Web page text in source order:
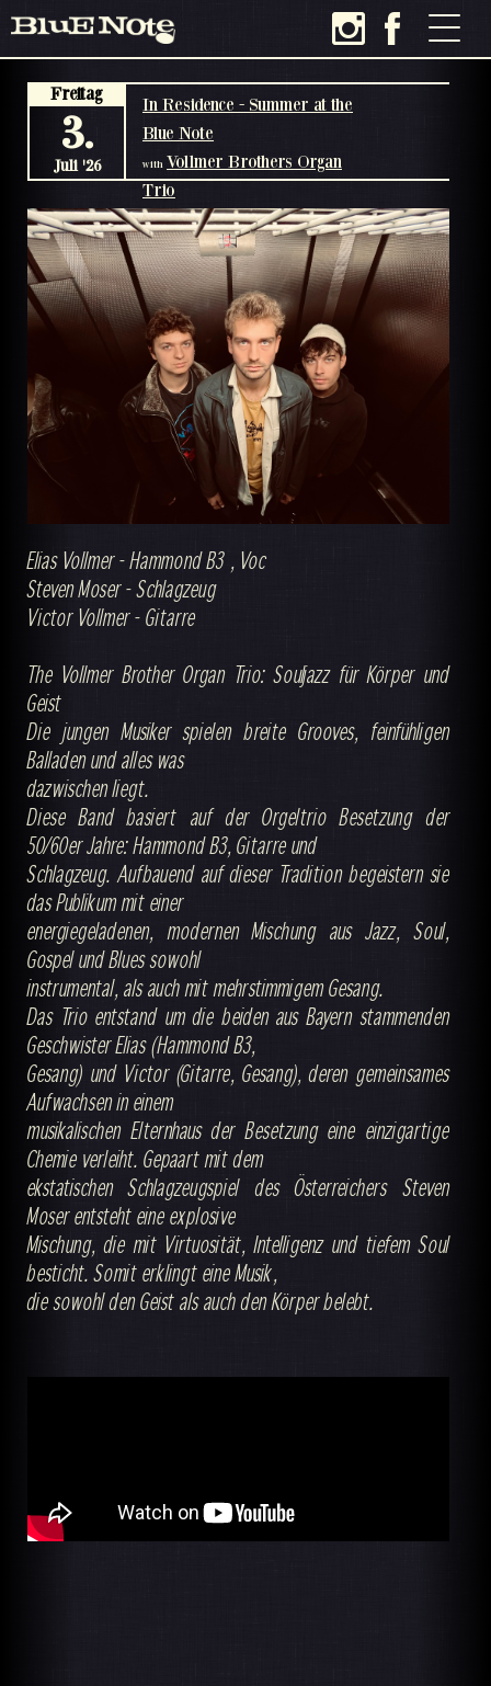
In Residence - Summer at the
Blue Note
with Vollmer Brothers Organ
Trio
Elias Vollmer - Hammond B3 , Voc
Steven Moser - Schlagzeug
Victor Vollmer - Gitarre
The Vollmer Brother Organ Trio: Souljazz für Körper und
Geist
Die jungen Musiker spielen breite Grooves, feinfühligen
Balladen und alles was
dazwischen liegt.
Diese Band basiert auf der Orgeltrio Besetzung der
50/60er Jahre: Hammond B3, Gitarre und
Schlagzeug. Aufbauend auf dieser Tradition begeistern sie
das Publikum mit einer
energiegeladenen, modernen Mischung aus Jazz, Soul,
Gospel und Blues sowohl
instrumental, als auch mit mehrstimmigem Gesang.
Das Trio entstand um die beiden aus Bayern stammenden
Geschwister Elias (Hammond B3,
Gesang) und Victor (Gitarre, Gesang), deren gemeinsames
Aufwachsen in einem
musikalischen Elternhaus der Besetzung eine einzigartige
Chemie verleiht. Gepaart mit dem
ekstatischen Schlagzeugspiel des Österreichers Steven
Moser entsteht eine explosive
Mischung, die mit Virtuosität, Intelligenz und tiefem Soul
besticht. Somit erklingt eine Musik,
die sowohl den Geist als auch den Körper belebt.
Freitag
3.
Juli '26